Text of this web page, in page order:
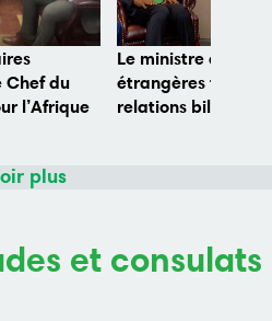
Chef du
l’Afrique
Le ministre des
étrangères fait le
relations
plus
et consulats